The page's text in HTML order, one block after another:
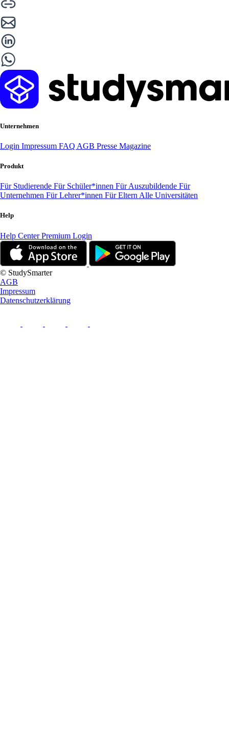
Unternehmen
Login Impressum FAQ AGB Presse Magazine
Produkt
Für Studierende Für Schüler*innen Für Auszubildende Für
Unternehmen Für Lehrer*innen Für Eltern Alle Universitäten
Help
Help CenterPremium Login
© StudySmarter
AGB
Impressum
Datenschutzerklärung